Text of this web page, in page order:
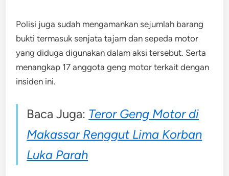
Polisi juga sudah mengamankan sejumlah barang
bukti termasuk senjata tajam dan sepeda motor
yang diduga digunakan dalam aksi tersebut. Serta
menangkap 17 anggota geng motor terkait dengan
insiden ini.
Baca Juga: Teror Geng Motor di
Makassar Renggut Lima Korban
Luka Parah